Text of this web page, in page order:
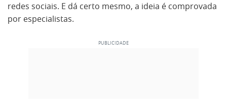
redes sociais. E dá certo mesmo, a ideia é comprovada
por especialistas.